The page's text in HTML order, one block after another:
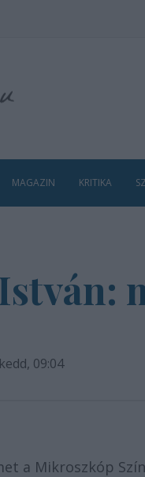
MAGAZIN KRITIKA
09:04
a Mikroszkóp